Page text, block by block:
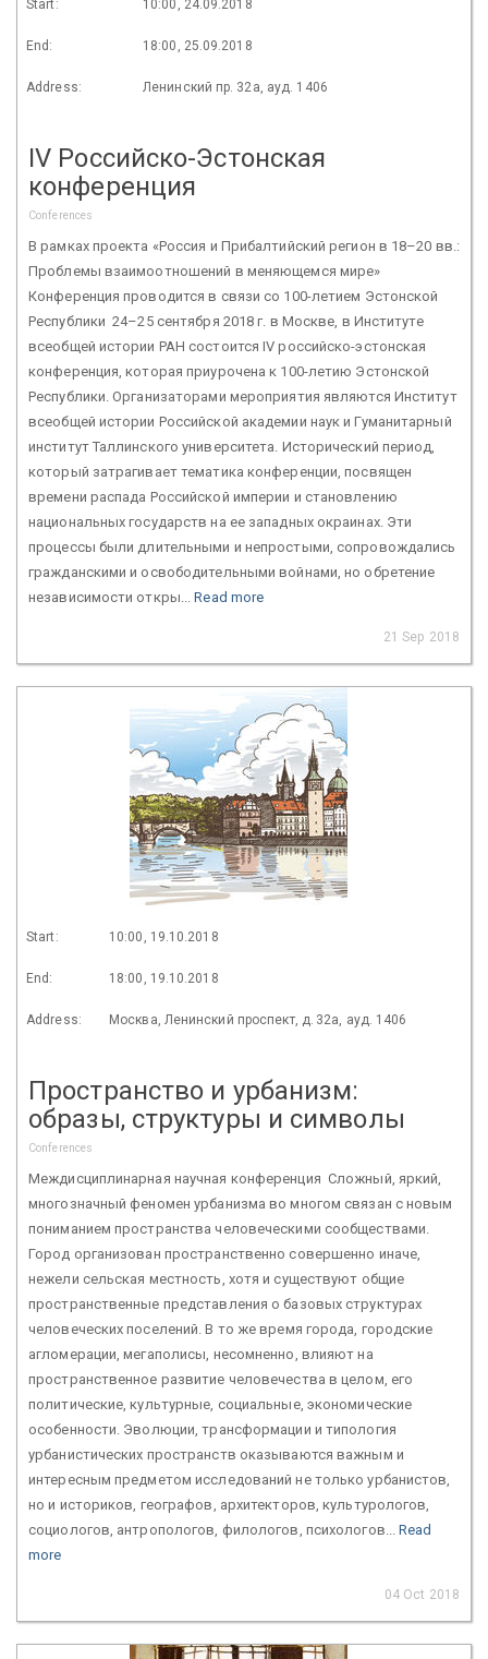
Start: 10:00, 24.09.2018
End: 18:00, 25.09.2018
Address: Ленинский пр. 32а, ауд. 1406
IV Российско-Эстонская
конференция
Conferences
В рамках проекта «Россия и Прибалтийский регион в 18–20 вв.:
Проблемы взаимоотношений в меняющемся мире»
Конференция проводится в связи со 100-летием Эстонской
Республики 24–25 сентября 2018 г. в Москве, в Институте
всеобщей истории РАН состоится IV российско-эстонская
конференция, которая приурочена к 100-летию Эстонской
Республики. Организаторами мероприятия являются Институт
всеобщей истории Российской академии наук и Гуманитарный
институт Таллинского университета. Исторический период,
который затрагивает тематика конференции, посвящен
времени распада Российской империи и становлению
национальных государств на ее западных окраинах. Эти
процессы были длительными и непростыми, сопровождались
гражданскими и освободительными войнами, но обретение
независимости откры...Read more
21 Sep 2018
Start: 10:00, 19.10.2018
End: 18:00, 19.10.2018
Address: Москва, Ленинский проспект, д. 32а, ауд. 1406
Пространство и урбанизм:
образы, структуры и символы
Conferences
Междисциплинарная научная конференция Сложный, яркий,
многозначный феномен урбанизма во многом связан с новым
пониманием пространства человеческими сообществами.
Город организован пространственно совершенно иначе,
нежели сельская местность, хотя и существуют общие
пространственные представления о базовых структурах
человеческих поселений. В то же время города, городские
агломерации, мегаполисы, несомненно, влияют на
пространственное развитие человечества в целом, его
политические, культурные, социальные, экономические
особенности. Эволюции, трансформации и типология
урбанистических пространств оказываются важным и
интересным предметом исследований не только урбанистов,
но и историков, географов, архитекторов, культурологов,
социологов, антропологов, филологов, психологов...Read
more
04 Oct 2018